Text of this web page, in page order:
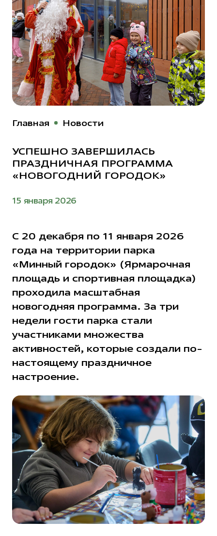
Главная Новости
УСПЕШНО ЗАВЕРШИЛАСЬ
ПРАЗДНИЧНАЯ ПРОГРАММА
«НОВОГОДНИЙ ГОРОДОК»
15 января 2026
С 20 декабря по 11 января 2026
года на территории парка
«Минный городок» (Ярмарочная
площадь и спортивная площадка)
проходила масштабная
новогодняя программа. За три
недели гости парка стали
участниками множества
активностей, которые создали по-
настоящему праздничное
настроение.